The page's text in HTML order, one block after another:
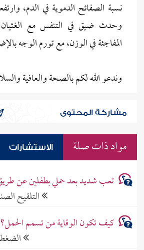
نسبة الصفائح الدموية في الدم،
وحدث ضيق في التنفس مع الغثيان
المفاجئة في الوزن، مع تورم الوجه
وندعو الله لكم بالصحة والعافية
مشاركة المحتوى
مواد ذات صلة الاستشارات
تعب شديد بعد حملي بطفلين عن
التلقيح
كيف تكون الوقاية من تسمم الحمل؟
الضغط